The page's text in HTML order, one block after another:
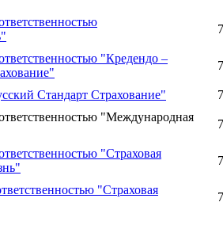
"Кредендо –
Стандарт Страхование"
"Международная
"Страховая
"Страховая